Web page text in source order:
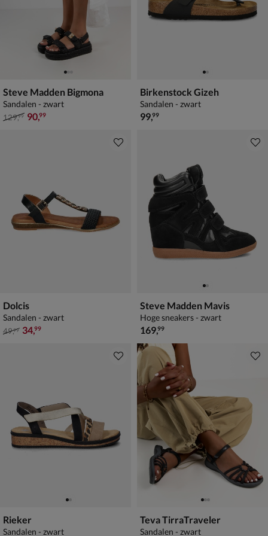
Steve Madden Bigmona
Sandalen - zwart
van € 129,99 voor € 90,99
129,99 90,99
Birkenstock Gizeh
Sandalen - zwart
€ 99,99
99,99
Dolcis
Sandalen - zwart
van € 49,99 voor € 34,99
49,99 34,99
Steve Madden Mavis
Hoge sneakers - zwart
€ 169,99
169,99
Rieker
Sandalen - zwart
Teva TirraTraveler
Sandalen - zwart